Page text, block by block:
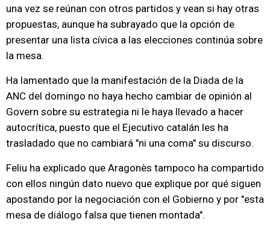
una vez se reúnan con otros partidos y vean si hay otras
propuestas, aunque ha subrayado que la opción de
presentar una lista cívica a las elecciones continúa sobre
la mesa.
Ha lamentado que la manifestación de la Diada de la
ANC del domingo no haya hecho cambiar de opinión al
Govern sobre su estrategia ni le haya llevado a hacer
autocrítica, puesto que el Ejecutivo catalán les ha
trasladado que no cambiará "ni una coma" su discurso.
Feliu ha explicado que Aragonès tampoco ha compartido
con ellos ningún dato nuevo que explique por qué siguen
apostando por la negociación con el Gobierno y por "esta
mesa de diálogo falsa que tienen montada".